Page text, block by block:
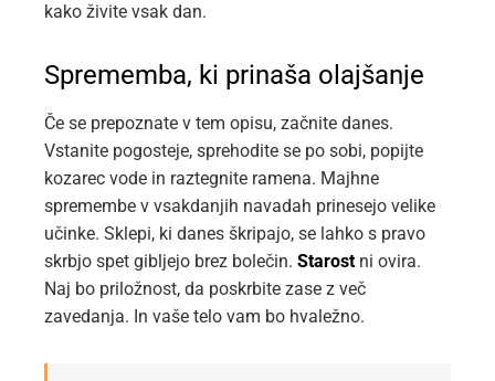
kako živite vsak dan.
Sprememba, ki prinaša olajšanje
Če se prepoznate v tem opisu, začnite danes.
Vstanite pogosteje, sprehodite se po sobi, popijte
kozarec vode in raztegnite ramena. Majhne
spremembe v vsakdanjih navadah prinesejo velike
učinke. Sklepi, ki danes škripajo, se lahko s pravo
skrbjo spet gibljejo brez bolečin. Starost ni ovira.
Naj bo priložnost, da poskrbite zase z več
zavedanja. In vaše telo vam bo hvaležno.